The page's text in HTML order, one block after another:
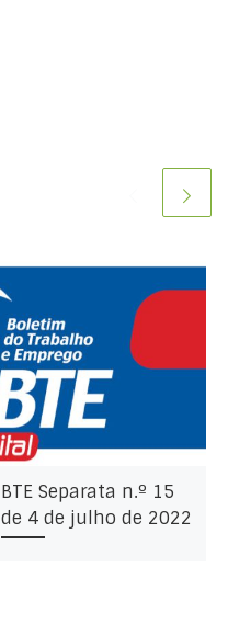
BTE Separata n.º 15
de 4 de julho de 2022